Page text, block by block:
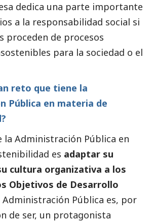
dedica una parte importante
a la responsabilidad social si
proceden de procesos
para la sociedad o el
reto que tiene la
Pública en materia de
la Administración Pública en
es adaptar su
cultura organizativa a los
Objetivos de Desarrollo
Administración Pública es, por
de ser, un protagonista